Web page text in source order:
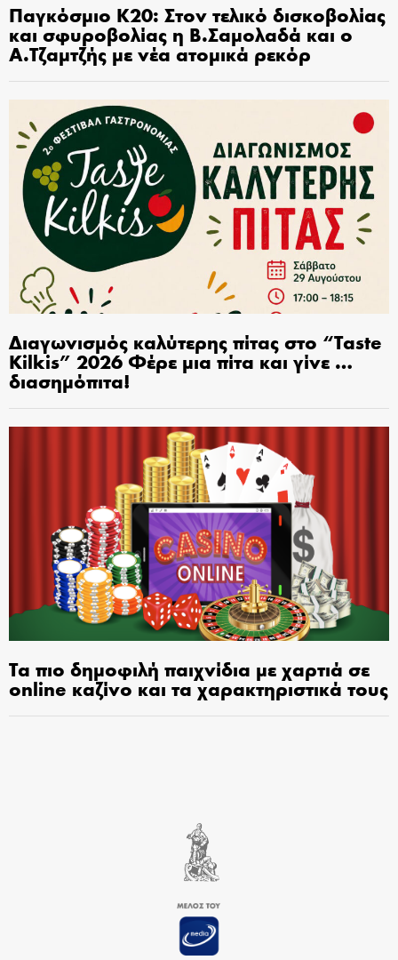
Παγκόσμιο Κ20: Στον τελικό δισκοβολίας
και σφυροβολίας η Β.Σαμολαδά και ο
Α.Τζαμτζής με νέα ατομικά ρεκόρ
Διαγωνισμός καλύτερης πίτας στο “Taste
Kilkis” 2026 Φέρε μια πίτα και γίνε …
διασημόπιτα!
Τα πιο δημοφιλή παιχνίδια με χαρτιά σε
online καζίνο και τα χαρακτηριστικά τους